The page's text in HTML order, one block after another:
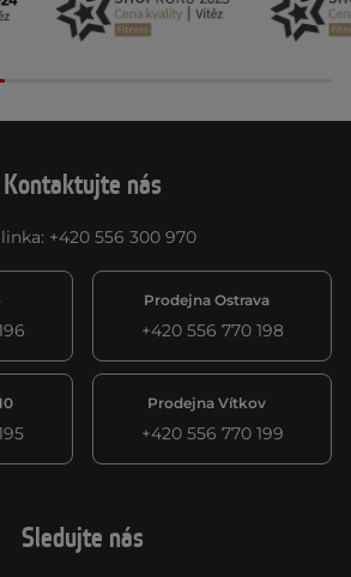
Kontaktujte nás
: +420 556 300 970
Prodejna Ostrava
+420 556 770 198
Prodejna Vítkov
+420 556 770 199
Sledujte nás